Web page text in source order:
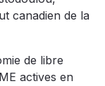
canadien de la
de libre
actives en